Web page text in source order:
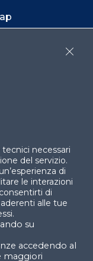
Center
necessari
del servizio.
di
le interazioni
di
alle tue
su
accedendo al
maggiori